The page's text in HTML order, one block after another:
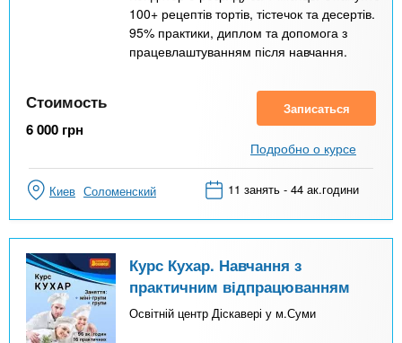
100+ рецептів тортів, тістечок та десертів.
95% практики, диплом та допомога з
працевлаштуванням після навчання.
Стоимость
6 000 грн
Записаться
Подробно о курсе
Киев Соломенский 11 занять - 44 ак.години
Курс Кухар. Навчання з
практичним відпрацюванням
Освітній центр Діскавері у м.Суми